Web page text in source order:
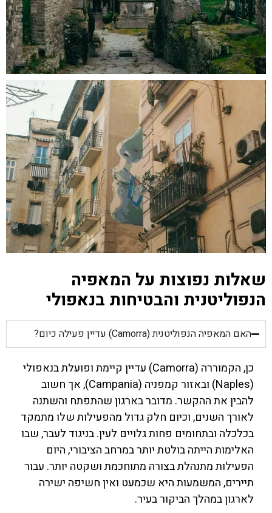
שאלות נפוצות על המאפיה
הנפוליטנית והבטיחות בנאפולי
האם המאפיה הנפוליטנית (Camorra) עדיין פעילה כיום?
כן, הקמוררה (Camorra) עדיין קיימת ופועלת בנאפולי
(Naples) ובאזור קמפניה (Campania), אך חשוב
להבין את ההקשר. מדובר בארגון שהתפתח והשתנה
לאורך השנים, וכיום חלק גדול מהפעילות שלו מתמקד
בכלכלה ובתחומים פחות גלויים לעין. בניגוד לעבר, שבו
האלימות הייתה בולטת יותר במרחב הציבורי, היום
הפעילות מתנהלת בצורה מתוחכמת ושקטה יותר. עבור
תיירים, המשמעות היא שכמעט ואין חשיפה ישירה
לארגון במהלך הביקור בעיר.